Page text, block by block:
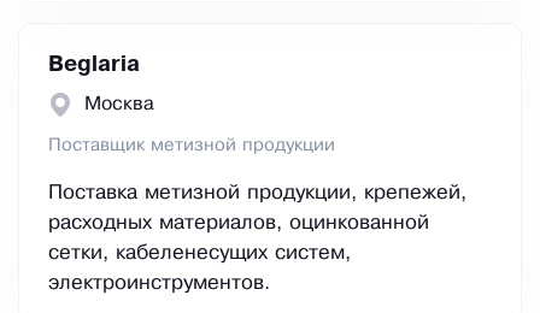
Beglaria
Москва
Поставщик метизной продукции
Поставка метизной продукции, крепежей,
расходных материалов, оцинкованной
сетки, кабеленесущих систем,
электроинструментов.